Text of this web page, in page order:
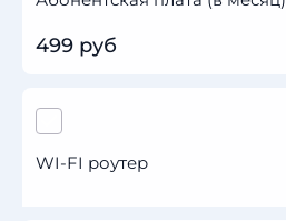
499 руб
WI-FI роутер